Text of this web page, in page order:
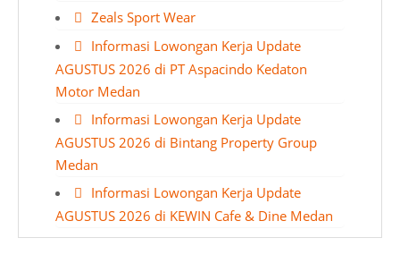
Zeals Sport Wear
Informasi Lowongan Kerja Update
AGUSTUS 2026 di PT Aspacindo Kedaton
Motor Medan
Informasi Lowongan Kerja Update
AGUSTUS 2026 di Bintang Property Group
Medan
Informasi Lowongan Kerja Update
AGUSTUS 2026 di KEWIN Cafe & Dine Medan